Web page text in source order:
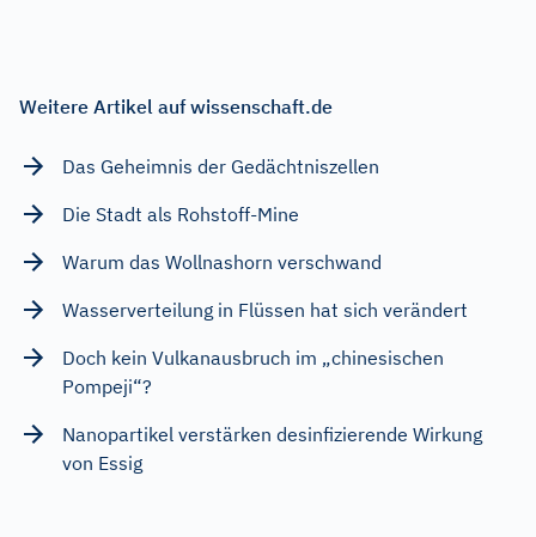
Weitere Artikel auf wissenschaft.de
Das Geheimnis der Gedächtniszellen
Die Stadt als Rohstoff-Mine
Warum das Wollnashorn verschwand
Wasserverteilung in Flüssen hat sich verändert
Doch kein Vulkanausbruch im „chinesischen
Pompeji“?
Nanopartikel verstärken desinfizierende Wirkung
von Essig